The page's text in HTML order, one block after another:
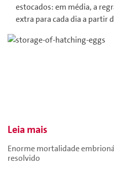
estocados: em média, a
extra para cada dia a partir
Leia mais
Enorme mortalidade
resolvido